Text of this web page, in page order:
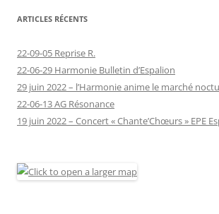
ARTICLES RÉCENTS
22-09-05 Reprise R.
22-06-29 Harmonie Bulletin d’Espalion
29 juin 2022 – l’Harmonie anime le marché
22-06-13 AG Résonance
19 juin 2022 – Concert « Chante’Chœurs » EPE